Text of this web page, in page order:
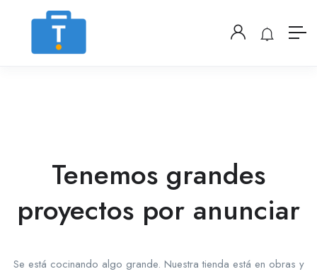
Tenemos grandes
proyectos por anunciar
Se está cocinando algo grande. Nuestra tienda está en obras y